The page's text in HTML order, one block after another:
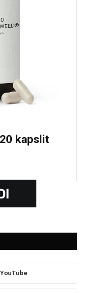
kapslit
YouTube